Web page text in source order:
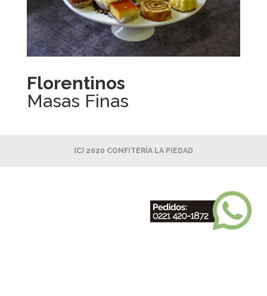
Florentinos
Masas Finas
(C) 2020 CONFITERÍA LA PIEDAD